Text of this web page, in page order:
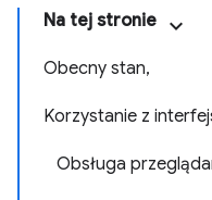
Na tej stronie
Obecny stan,
Korzystanie z
Obsługa